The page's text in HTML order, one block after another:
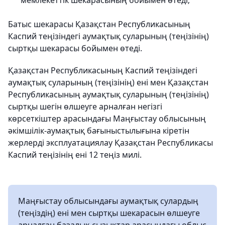
Батыс шекарасы Қазақстан Республикасының
Каспий теңізіндегі аумақтық суларының (теңізінің)
сыртқы шекарасы бойымен өтеді.
Қазақстан Республикасының Каспий теңізіндегі
аумақтық суларының (теңізінің) ені мен Қазақстан
Республикасының аумақтық суларының (теңізінің)
сыртқы шегін өлшеуге арналған негізгі
көрсеткіштер арасындағы Маңғыстау облысының
әкімшілік-аумақтық бағыныстылығына кіретін
жерлерді эксплуатациялау Қазақстан Республикасы
Каспий теңізінің ені 12 теңіз милі.
Маңғыстау облысындағы аумақтық сулардың
(теңіздің) ені мен сыртқы шекарасын өлшеуге